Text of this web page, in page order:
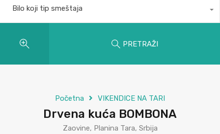
Bilo koji tip smeštaja
PRETRAŽI
Početna VIKENDICE NA TARI
Drvena kuća BOMBONA
Zaovine, Planina Tara, Srbija